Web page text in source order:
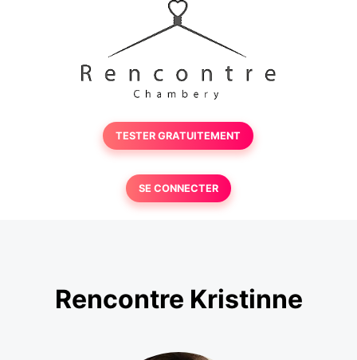
TESTER GRATUITEMENT
SE CONNECTER
Rencontre Kristinne